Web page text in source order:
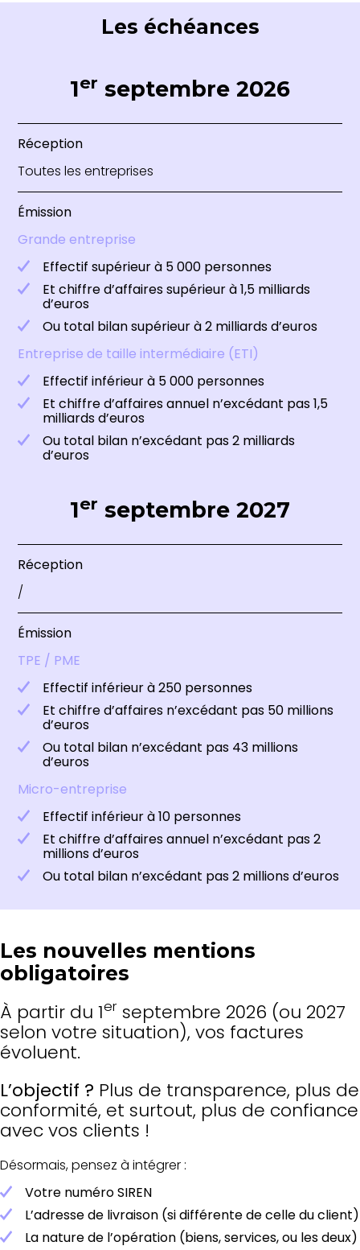
Les échéances
1er septembre 2026
Réception
Toutes les entreprises
Émission
Grande entreprise
Effectif supérieur à 5 000 personnes
Et chiffre d’affaires supérieur à 1,5 milliards
d’euros
Ou total bilan supérieur à 2 milliards d’euros
Entreprise de taille intermédiaire (ETI)
Effectif inférieur à 5 000 personnes
Et chiffre d’affaires annuel n’excédant pas 1,5
milliards d’euros
Ou total bilan n’excédant pas 2 milliards
d’euros
1er septembre 2027
Réception
/
Émission
TPE / PME
Effectif inférieur à 250 personnes
Et chiffre d’affaires n’excédant pas 50 millions
d’euros
Ou total bilan n’excédant pas 43 millions
d’euros
Micro-entreprise
Effectif inférieur à 10 personnes
Et chiffre d’affaires annuel n’excédant pas 2
millions d’euros
Ou total bilan n’excédant pas 2 millions d’euros
Les nouvelles mentions
obligatoires
À partir du 1er septembre 2026 (ou 2027
selon votre situation), vos factures
évoluent.
L’objectif ? Plus de transparence, plus de
conformité, et surtout, plus de confiance
avec vos clients !
Désormais, pensez à intégrer :
Votre numéro SIREN
L’adresse de livraison (si différente de celle du client)
La nature de l’opération (biens, services, ou les deux)